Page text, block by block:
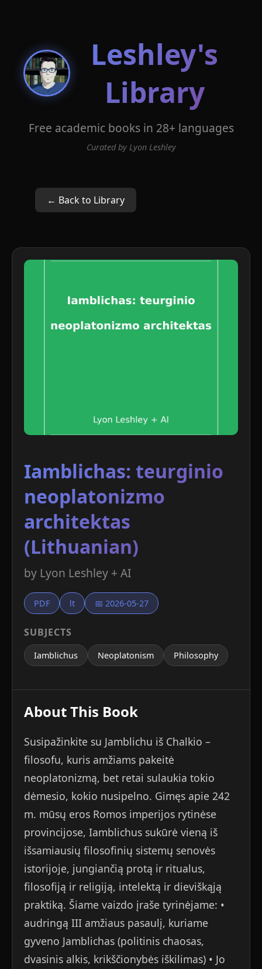
Leshley's
Library
Free academic books in 28+ languages
Curated by Lyon Leshley
← Back to Library
Iamblichas: teurginio
neoplatonizmo
architektas
(Lithuanian)
by Lyon Leshley + AI
PDF lt 📅 2026-05-27
SUBJECTS
Iamblichus Neoplatonism Philosophy
About This Book
Susipažinkite su Jamblichu iš Chalkio –
filosofu, kuris amžiams pakeitė
neoplatonizmą, bet retai sulaukia tokio
dėmesio, kokio nusipelno. Gimęs apie 242
m. mūsų eros Romos imperijos rytinėse
provincijose, Iamblichus sukūrė vieną iš
išsamiausių filosofinių sistemų senovės
istorijoje, jungiančią protą ir ritualus,
filosofiją ir religiją, intelektą ir dieviškąją
praktiką. Šiame vaizdo įraše tyrinėjame: •
audringą III amžiaus pasaulį, kuriame
gyveno Jamblichas (politinis chaosas,
dvasinis alkis, krikščionybės iškilimas) • Jo